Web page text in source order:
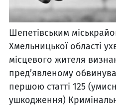
Шепетівським
Хмельницької області
місцевого жителя
пред’явленому
першою статті 125
ушкодження)